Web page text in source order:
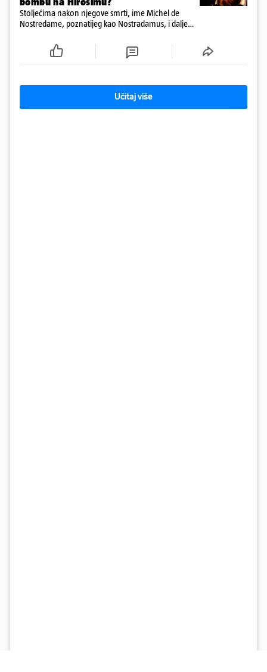
Stoljećima nakon njegove smrti, ime Michel de
Nostredame, poznatijeg kao Nostradamus, i dalje
Učitaj više